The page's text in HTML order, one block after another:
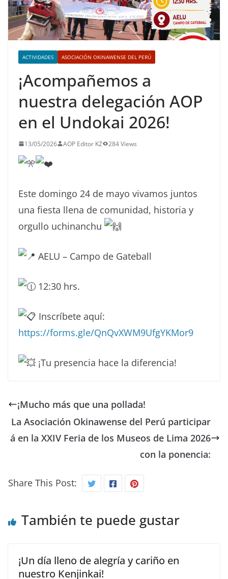
ACTIVIDADES ASOCIACIÓN OKINAWENSE DEL PERÚ
¡Acompañemos a
nuestra delegación AOP
en el Undokai 2026!
13/05/2026 AOP Editor KZ 284 Views
Este domingo 24 de mayo vivamos juntos
una fiesta llena de comunidad, historia y
orgullo uchinanchu
AELU – Campo de Gateball
12:30 hrs.
Inscríbete aquí:
https://forms.gle/QnQvXWM9UfgYKMor9
¡Tu presencia hace la diferencia!
¡Mucho más que una pollada!
La Asociación Okinawense del Perú participar
á en la XXIV Feria de los Museos de Lima 2026
con la ponencia:
Share This Post:
También te puede gustar
¡Un día lleno de alegría y cariño en
nuestro Kenjinkai!